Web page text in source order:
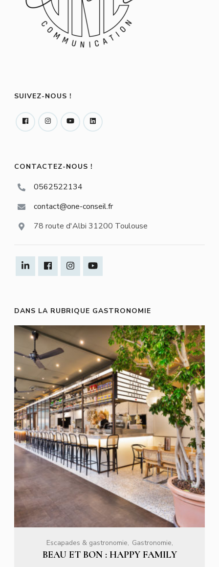
SUIVEZ-NOUS !
CONTACTEZ-NOUS !
0562522134
contact@one-conseil.fr
78 route d'Albi 31200 Toulouse
DANS LA RUBRIQUE GASTRONOMIE
Escapades & gastronomie Gastronomie
BEAU ET BON : HAPPY FAMILY